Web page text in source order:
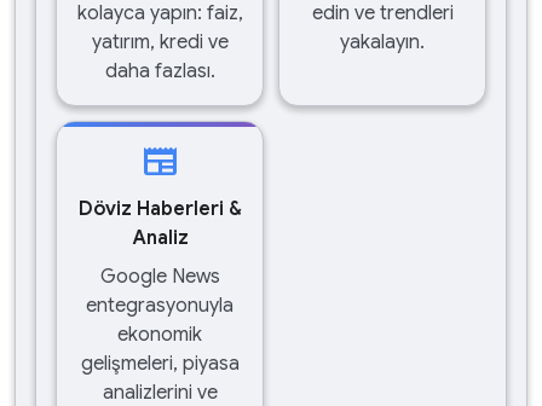
kolayca yapın: faiz,
yatırım, kredi ve
daha fazlası.
edin ve trendleri
yakalayın.
newspaper
Döviz Haberleri &
Analiz
Google News
entegrasyonuyla
ekonomik
gelişmeleri, piyasa
analizlerini ve